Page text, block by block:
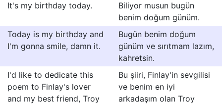
It's my birthday today.
Biliyor musun bugün
benim doğum günüm.
Today is my birthday and
I'm gonna smile, damn it.
Bugün benim doğum
günüm ve sırıtmam lazım,
kahretsin.
I'd like to dedicate this
poem to Finlay's lover
and my best friend, Troy
Bu şiiri, Finlay'in sevgilisi
ve benim en iyi
arkadaşım olan Troy